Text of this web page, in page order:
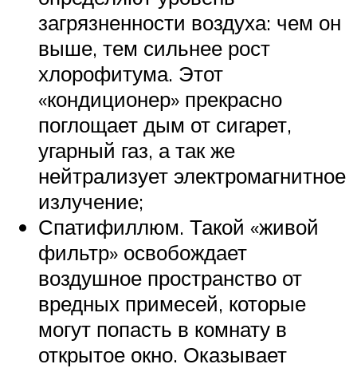
загрязненности воздуха: чем он
выше, тем сильнее рост
хлорофитума. Этот
«кондиционер» прекрасно
поглощает дым от сигарет,
угарный газ, а так же
нейтрализует электромагнитное
излучение;
Спатифиллюм. Такой «живой
фильтр» освобождает
воздушное пространство от
вредных примесей, которые
могут попасть в комнату в
открытое окно. Оказывает